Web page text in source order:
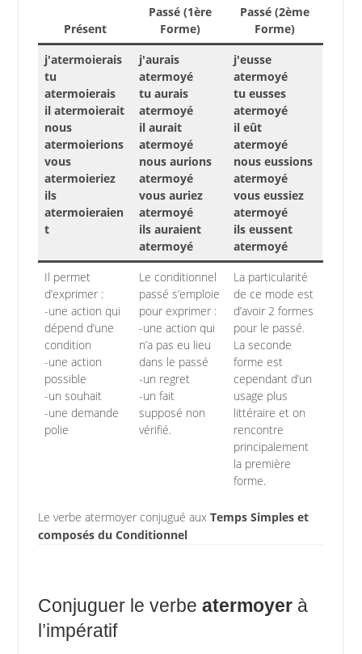
Présent
Passé (1ère
Forme)
Passé (2ème
Forme)
j'atermoierais
tu
atermoierais
il atermoierait
nous
atermoierions
vous
atermoieriez
ils
atermoieraien
t
j'aurais
atermoyé
tu aurais
atermoyé
il aurait
atermoyé
nous aurions
atermoyé
vous auriez
atermoyé
ils auraient
atermoyé
j'eusse
atermoyé
tu eusses
atermoyé
il eût
atermoyé
nous eussions
atermoyé
vous eussiez
atermoyé
ils eussent
atermoyé
Il permet
d’exprimer :
-une action qui
dépend d’une
condition
-une action
possible
-un souhait
-une demande
polie
Le conditionnel
passé s’emploie
pour exprimer :
-une action qui
n’a pas eu lieu
dans le passé
-un regret
-un fait
supposé non
vérifié.
La particularité
de ce mode est
d’avoir 2 formes
pour le passé.
La seconde
forme est
cependant d’un
usage plus
littéraire et on
rencontre
principalement
la première
forme.
Le verbe atermoyer conjugué aux Temps Simples et
composés du Conditionnel
Conjuguer le verbe atermoyerà
l’impératif